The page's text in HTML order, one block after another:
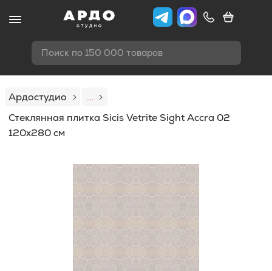
Поиск по 150 000 товаров
Ардостудио
...
Стеклянная плитка Sicis Vetrite Sight Accra 02
120x280 см